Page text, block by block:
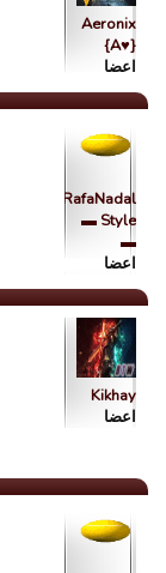
Aeronix
{A♥}
اعضا
RafaNadal
Style ▬
▬
اعضا
Kikhay
اعضا